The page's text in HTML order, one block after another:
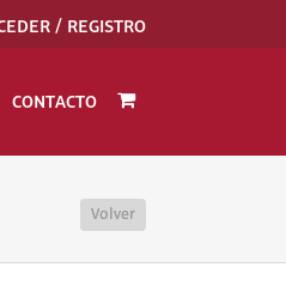
/ REGISTRO
CONTACTO
Volver